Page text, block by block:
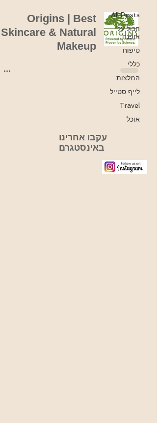
All Posts
הכול על
אופנה
טיפוח
כללי
המלצות
לייף סטייל
Travel
אוכל
Origins | Best
Skincare & Natural
Makeup
עקבו אחרינו
באינסטגרם